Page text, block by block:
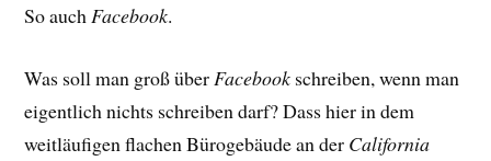
So auch Facebook.
Was soll man groß über Facebook schreiben, wenn man
eigentlich nichts schreiben darf? Dass hier in dem
weitläufigen flachen Bürogebäude an der California